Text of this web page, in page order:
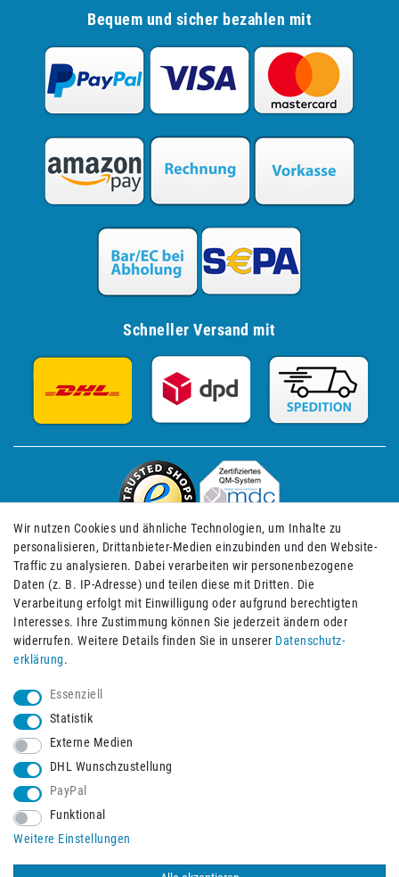
Bequem und sicher bezahlen mit
Schneller Versand mit
Impressum Daten­schutz­erklärung AGB
Wir nutzen Cookies und ähnliche Technologien, um Inhalte zu
personalisieren, Drittanbieter-Medien einzubinden und den Website-
Traffic zu analysieren. Dabei verarbeiten wir personenbezogene
Daten (z. B. IP-Adresse) und teilen diese mit Dritten. Die
Verarbeitung erfolgt mit Einwilligung oder aufgrund berechtigten
Interesses. Ihre Zustimmung können Sie jederzeit ändern oder
widerrufen. Weitere Details finden Sie in unserer Daten­schutz­
erklärung.
Essenziell
Statistik
Externe Medien
DHL Wunschzustellung
PayPal
Funktional
Weitere Einstellungen